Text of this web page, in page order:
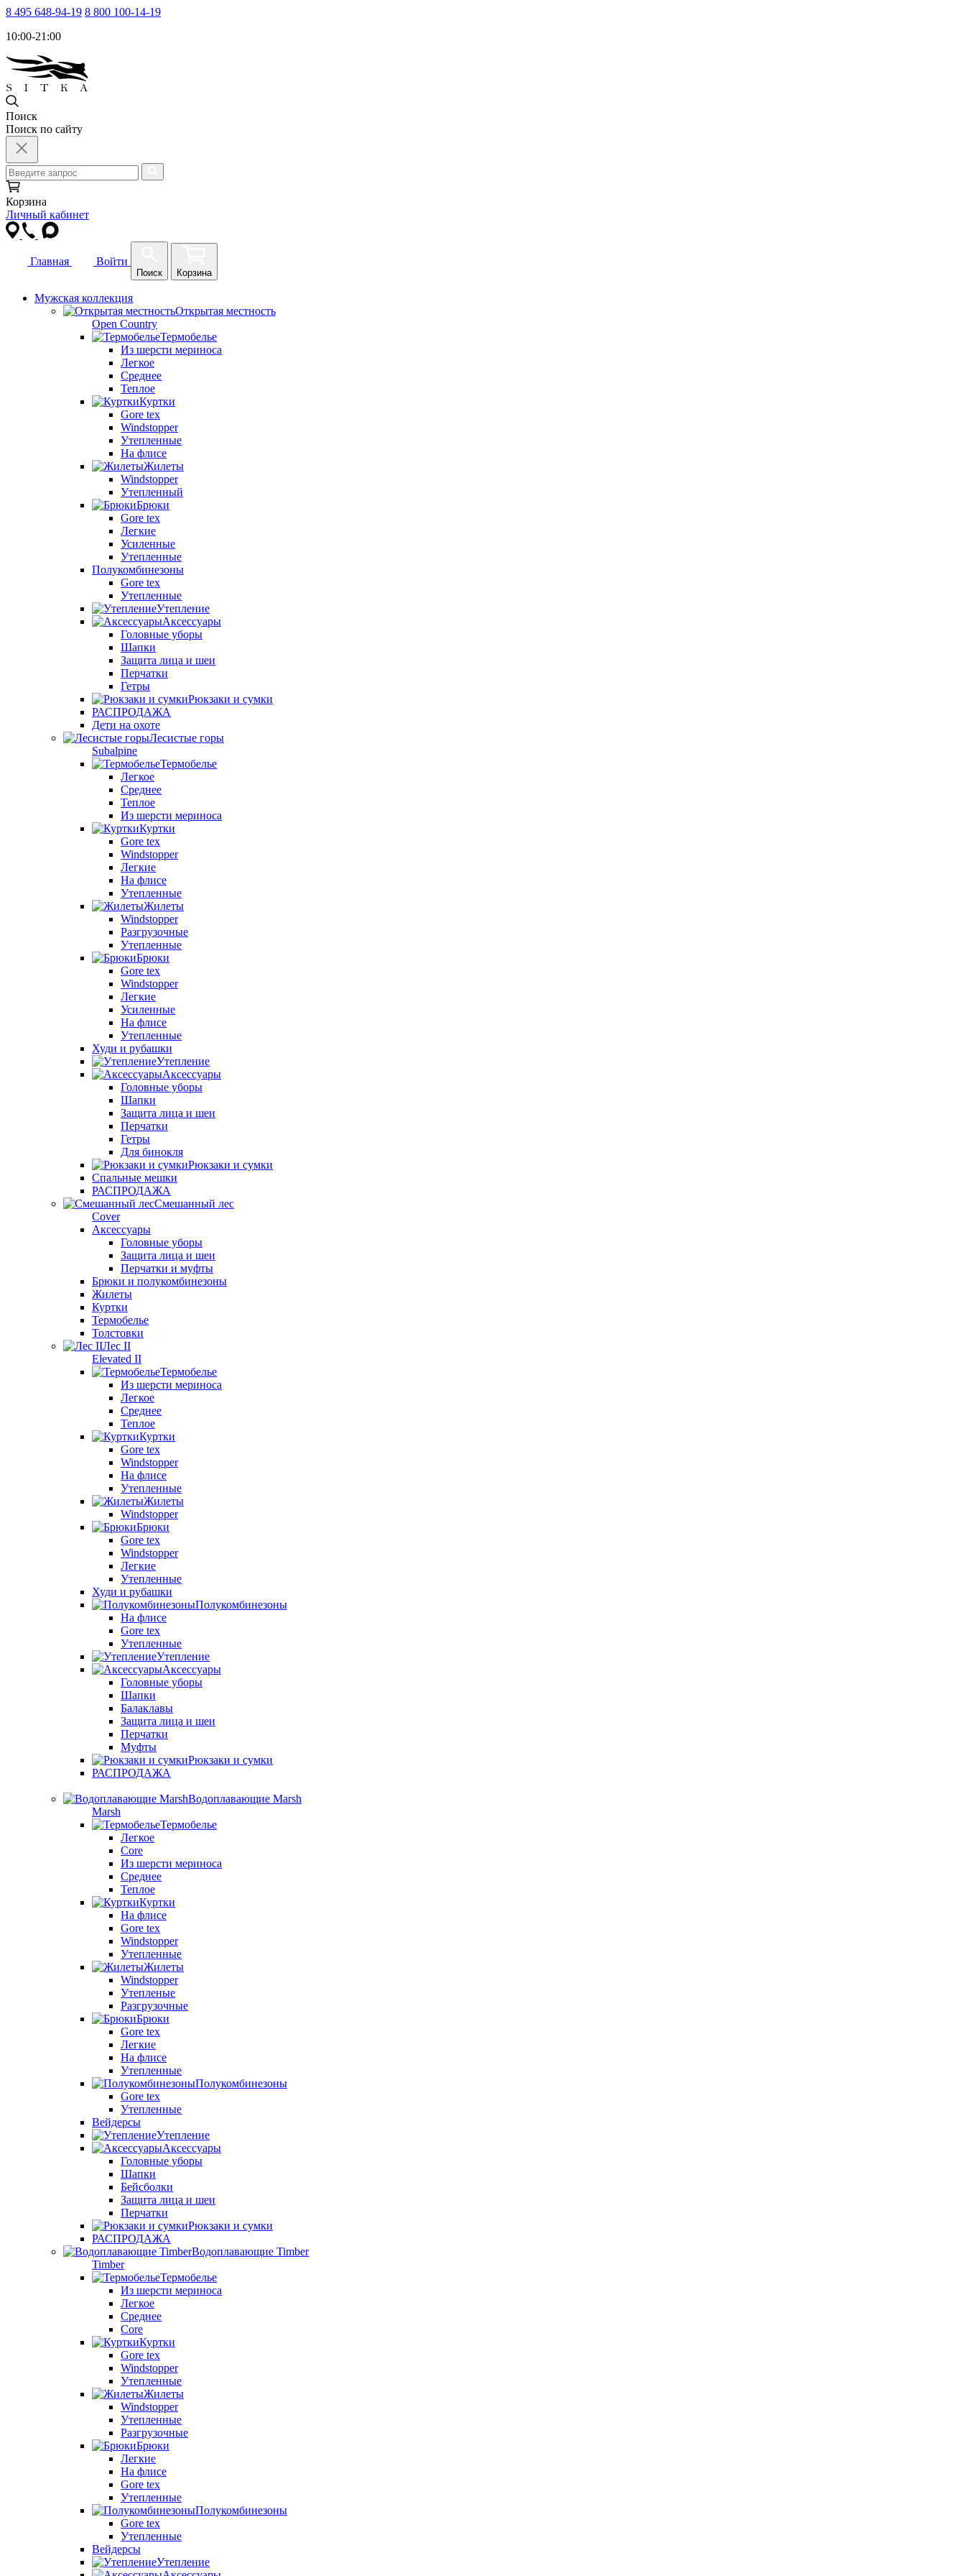
8 495 648-94-19 8 800 100-14-19
10:00-21:00
Поиск
Поиск по сайту
Корзина
Личный кабинет
Главная Войти
Поиск Корзина
Мужская коллекция
Открытая местность
Open Country
Термобелье
Из шерсти мериноса
Легкое
Среднее
Теплое
Куртки
Gore tex
Windstopper
Утепленные
На флисе
Жилеты
Windstopper
Утепленный
Брюки
Gore tex
Легкие
Усиленные
Утепленные
Полукомбинезоны
Gore tex
Утепленные
Утепление
Аксессуары
Головные уборы
Шапки
Защита лица и шеи
Перчатки
Гетры
Рюкзаки и сумки
РАСПРОДАЖА
Дети на охоте
Лесистые горы
Subalpine
Термобелье
Легкое
Среднее
Теплое
Из шерсти мериноса
Куртки
Gore tex
Windstopper
Легкие
На флисе
Утепленные
Жилеты
Windstopper
Разгрузочные
Утепленные
Брюки
Gore tex
Windstopper
Легкие
Усиленные
На флисе
Утепленные
Худи и рубашки
Утепление
Аксессуары
Головные уборы
Шапки
Защита лица и шеи
Перчатки
Гетры
Для бинокля
Рюкзаки и сумки
Спальные мешки
РАСПРОДАЖА
Смешанный лес
Cover
Аксессуары
Головные уборы
Защита лица и шеи
Перчатки и муфты
Брюки и полукомбинезоны
Жилеты
Куртки
Термобелье
Толстовки
Лес II
Elevated II
Термобелье
Из шерсти мериноса
Легкое
Среднее
Теплое
Куртки
Gore tex
Windstopper
На флисе
Утепленные
Жилеты
Windstopper
Брюки
Gore tex
Windstopper
Легкие
Утепленные
Худи и рубашки
Полукомбинезоны
На флисе
Gore tex
Утепленные
Утепление
Аксессуары
Головные уборы
Шапки
Балаклавы
Защита лица и шеи
Перчатки
Муфты
Рюкзаки и сумки
РАСПРОДАЖА
Водоплавающие Marsh
Marsh
Термобелье
Легкое
Core
Из шерсти мериноса
Среднее
Теплое
Куртки
На флисе
Gore tex
Windstopper
Утепленные
Жилеты
Windstopper
Утепленые
Разгрузочные
Брюки
Gore tex
Легкие
На флисе
Утепленные
Полукомбинезоны
Gore tex
Утепленные
Вейдерсы
Утепление
Аксессуары
Головные уборы
Шапки
Бейсболки
Защита лица и шеи
Перчатки
Рюкзаки и сумки
РАСПРОДАЖА
Водоплавающие Timber
Timber
Термобелье
Из шерсти мериноса
Легкое
Среднее
Core
Куртки
Gore tex
Windstopper
Утепленные
Жилеты
Windstopper
Утепленные
Разгрузочные
Брюки
Легкие
На флисе
Gore tex
Утепленные
Полукомбинезоны
Gore tex
Утепленные
Вейдерсы
Утепление